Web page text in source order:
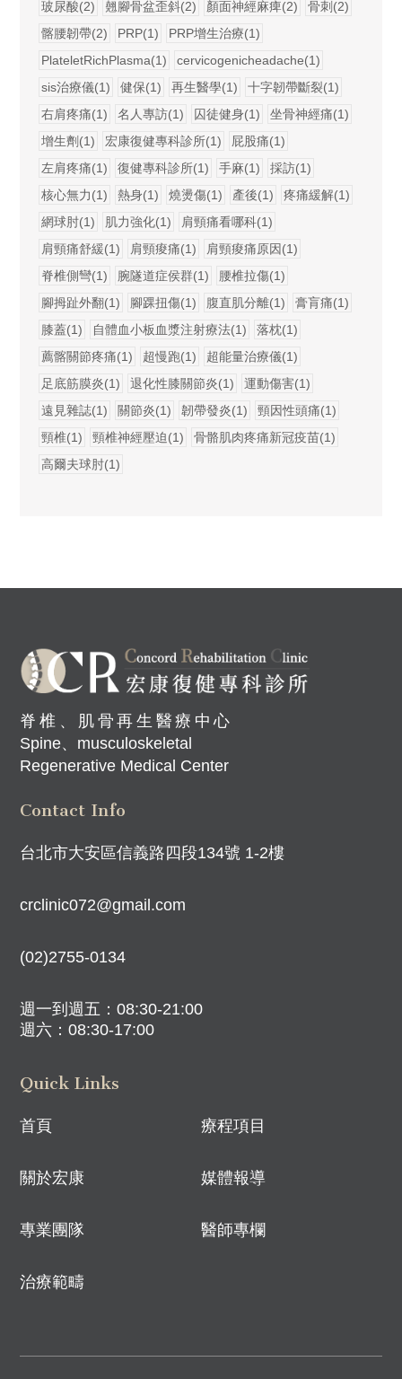
玻尿酸(2)
翹腳骨盆歪斜(2) 顏面神經麻痺(2)
骨刺(2)
髂腰韌帶(2)
PRP(1)
PRP增生治療(1)
PlateletRichPlasma(1)
cervicogenicheadache(1)
sis治療儀(1)
健保(1) 再生醫學(1)
十字韌帶斷裂(1)
右肩疼痛(1)
名人專訪(1) 囚徒健身(1)
坐骨神經痛(1)
增生劑(1)
宏康復健專科診所(1)
屁股痛(1)
左肩疼痛(1)
復健專科診所(1) 手麻(1)
採訪(1)
核心無力(1)
熱身(1) 燒燙傷(1) 產後(1)
疼痛緩解(1)
網球肘(1)
肌力強化(1)
肩頸痛看哪科(1)
肩頸痛舒緩(1)
肩頸痠痛(1)
肩頸痠痛原因(1)
脊椎側彎(1)
腕隧道症侯群(1)
腰椎拉傷(1)
腳拇趾外翻(1)
腳踝扭傷(1) 腹直肌分離(1)
膏肓痛(1)
膝蓋(1)
自體血小板血漿注射療法(1)
落枕(1)
薦髂關節疼痛(1)
超慢跑(1)
超能量治療儀(1)
足底筋膜炎(1)
退化性膝關節炎(1)
運動傷害(1)
遠見雜誌(1)
關節炎(1) 韌帶發炎(1)
頸因性頭痛(1)
頸椎(1)
頸椎神經壓迫(1)
骨骼肌肉疼痛新冠疫苗(1)
高爾夫球肘(1)
脊椎、肌骨再生醫療中心
Spine、musculoskeletal
Regenerative Medical Center
Contact Info
台北市大安區信義路四段134號 1-2樓
crclinic072@gmail.com
(02)2755-0134
週一到週五：08:30-21:00
週六：08:30-17:00
Quick Links
首頁
關於宏康
專業團隊
治療範疇
療程項目
媒體報導
醫師專欄